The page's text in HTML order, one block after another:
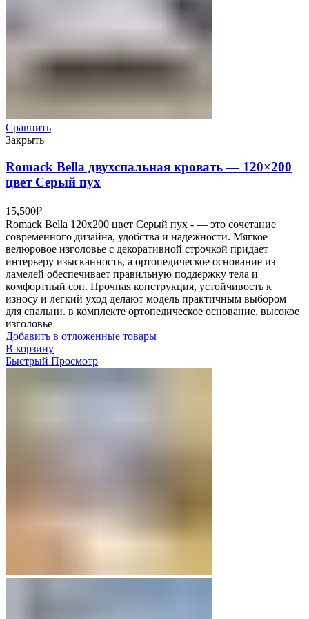
Сравнить
Закрыть
Romack Bella двухспальная кровать — 120×200
цвет Серый пух
15,500₽
Romack Bella 120x200 цвет Серый пух - — это сочетание
современного дизайна, удобства и надежности. Мягкое
велюровое изголовье с декоративной строчкой придает
интерьеру изысканность, а ортопедическое основание из
ламелей обеспечивает правильную поддержку тела и
комфортный сон. Прочная конструкция, устойчивость к
износу и легкий уход делают модель практичным выбором
для спальни. в комплекте ортопедическое основание, высокое
изголовье
Добавить в отложенные товары
В корзину
Быстрый Просмотр